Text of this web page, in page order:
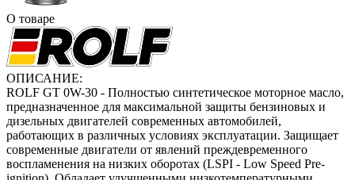
О товаре
ОПИСАНИЕ:
ROLF GT 0W-30 - Полностью синтетическое моторное масло,
предназначенное для максимальной защиты бензиновых и
дизельных двигателей современных автомобилей,
работающих в различных условиях эксплуатации. Защищает
современные двигатели от явлений преждевременного
воспламенения на низких оборотах (LSPI - Low Speed Pre-